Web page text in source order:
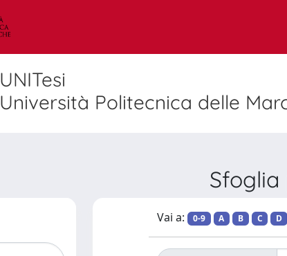
UNITesi
Università Politecnica delle
Sfoglia
Vai a: 0-9 A B C D